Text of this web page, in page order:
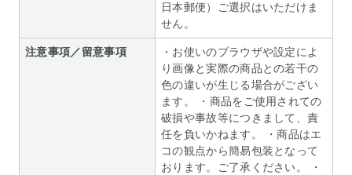
日本郵便）ご選択はいただけま
せん。
注意事項／留意事項
・お使いのブラウザや設定によ
り画像と実際の商品との若干の
色の違いが生じる場合がござい
ます。 ・商品をご使用されての
破損や事故等につきまして、責
任を負いかねます。 ・商品はエ
コの観点から簡易包装となって
おります。ご了承ください。 ・